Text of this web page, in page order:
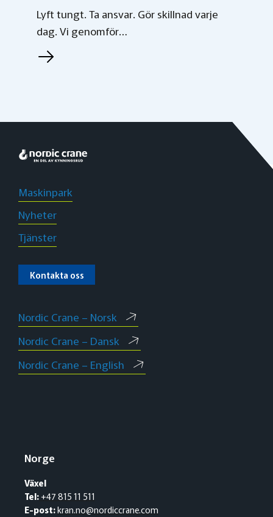
Lyft tungt. Ta ansvar. Gör skillnad varje
dag. Vi genomför…
Maskinpark
Nyheter
Tjänster
Kontakta oss
Nordic Crane – Norsk
Nordic Crane – Dansk
Nordic Crane – English
Norge
Växel
Tel:+47 815 11 511
E-post:kran.no@nordiccrane.com